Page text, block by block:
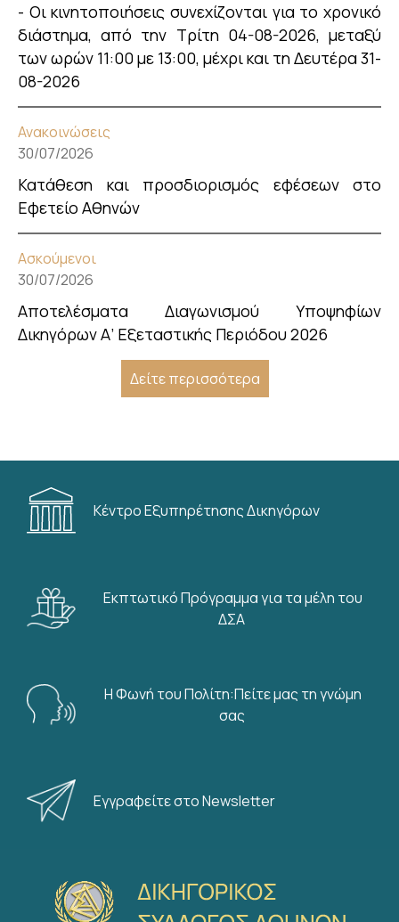
- Οι κινητοποιήσεις συνεχίζονται για το χρονικό
διάστημα, από την Τρίτη 04-08-2026, μεταξύ
των ωρών 11:00 με 13:00, μέχρι και τη Δευτέρα 31-
08-2026
Ανακοινώσεις
30/07/2026
Κατάθεση και προσδιορισμός εφέσεων στο
Εφετείο Αθηνών
Ασκούμενοι
30/07/2026
Αποτελέσματα Διαγωνισμού Υποψηφίων
Δικηγόρων Α’ Εξεταστικής Περιόδου 2026
Δείτε περισσότερα
Κέντρο Εξυπηρέτησης Δικηγόρων
Εκπτωτικό Πρόγραμμα για τα μέλη του
ΔΣΑ
Η Φωνή του Πολίτη:Πείτε μας τη γνώμη
σας
Εγγραφείτε στο Newsletter